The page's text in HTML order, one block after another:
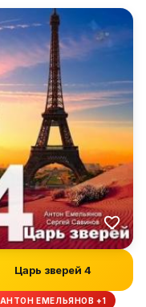
Царь зверей 4
АНТОН ЕМЕЛЬЯНОВ +1